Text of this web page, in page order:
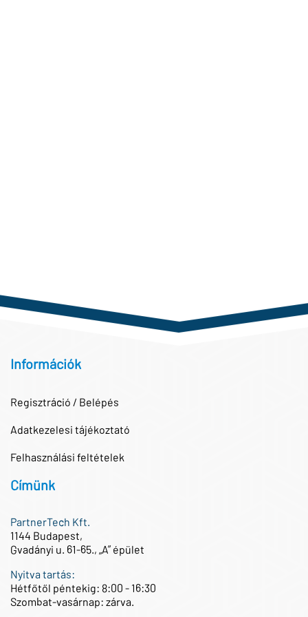
Információk
Regisztráció / Belépés
Adatkezelesi tájékoztató
Felhasználási feltételek
Címünk
PartnerTech Kft.
1144 Budapest,
Gvadányi u. 61-65., „A” épület
Nyitva tartás:
Hétfőtől péntekig: 8:00 - 16:30
Szombat-vasárnap: zárva.